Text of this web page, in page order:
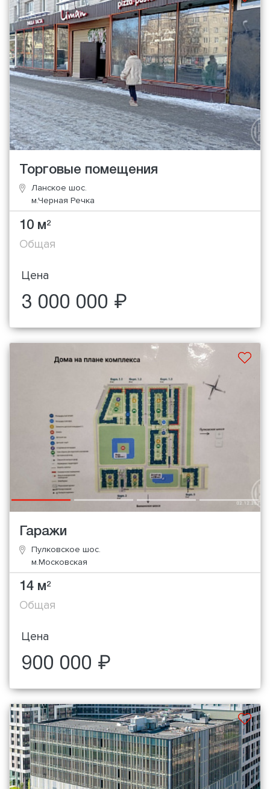
Торговые помещения
Ланское шос.
м.Черная Речка
10 м2
Общая
Цена
3 000 000 ₽
Гаражи
Пулковское шос.
м.Московская
14 м2
Общая
Цена
900 000 ₽